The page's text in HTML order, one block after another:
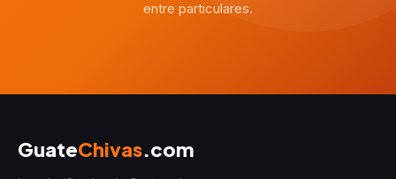
entre particulares.
GuateChivas.com